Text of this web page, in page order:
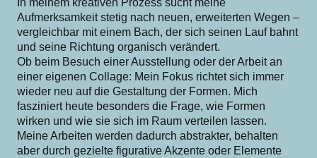
In meinem kreativen Prozess sucht meine
Aufmerksamkeit stetig nach neuen, erweiterten Wegen –
vergleichbar mit einem Bach, der sich seinen Lauf bahnt
und seine Richtung organisch verändert.
Ob beim Besuch einer Ausstellung oder der Arbeit an
einer eigenen Collage: Mein Fokus richtet sich immer
wieder neu auf die Gestaltung der Formen. Mich
fasziniert heute besonders die Frage, wie Formen
wirken und wie sie sich im Raum verteilen lassen.
Meine Arbeiten werden dadurch abstrakter, behalten
aber durch gezielte figurative Akzente oder Elemente